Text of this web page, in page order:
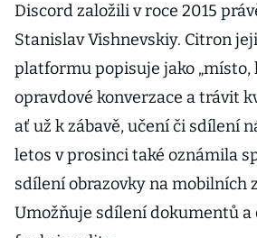
Discord založili v roce 2015
Stanislav Vishnevskiy. Citron
platformu popisuje jako „místo,
opravdové konverzace a trávit
ať už k zábavě, učení či sdílení
letos v prosinci také oznámila
sdílení obrazovky na mobilních
Umožňuje sdílení dokumentů a